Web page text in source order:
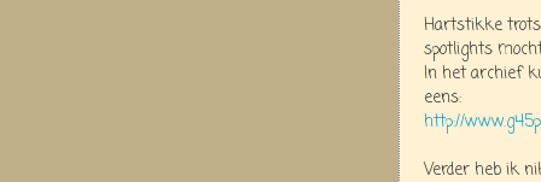
Hartstikke
spotlights
In het archief
eens:
http://
Verder heb ik